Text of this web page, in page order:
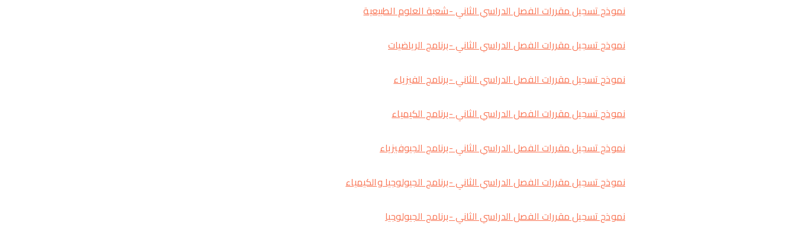
نموذج تسجيل مقررات الفصل الدراسي الثاني -شعبة العلوم الطبيعية
نموذج تسجيل مقررات الفصل الدراسي الثاني -برنامج الرياضيات
نموذج تسجيل مقررات الفصل الدراسي الثاني -برنامج الفيزياء
نموذج تسجيل مقررات الفصل الدراسي الثاني -برنامج الكيمياء
نموذج تسجيل مقررات الفصل الدراسي الثاني -برنامج الجيوفيزياء
نموذج تسجيل مقررات الفصل الدراسي الثاني -برنامج الجيولوجيا والكيمياء
نموذج تسجيل مقررات الفصل الدراسي الثاني -برنامج الجيولوجيا